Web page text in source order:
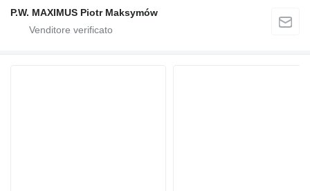
P.W. MAXIMUS Piotr Maksymów